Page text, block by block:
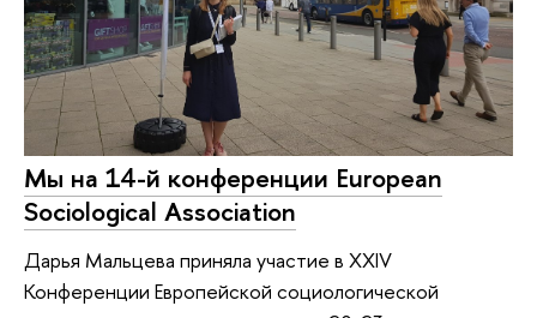
Мы на 14-й конференции European
Sociological Association
Дарья Мальцева приняла участие в XXIV
Конференции Европейской социологической